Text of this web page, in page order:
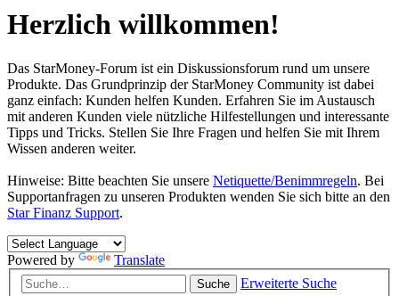
Herzlich willkommen!
Das StarMoney-Forum ist ein Diskussionsforum rund um unsere
Produkte. Das Grundprinzip der StarMoney Community ist dabei
ganz einfach: Kunden helfen Kunden. Erfahren Sie im Austausch
mit anderen Kunden viele nützliche Hilfestellungen und interessante
Tipps und Tricks. Stellen Sie Ihre Fragen und helfen Sie mit Ihrem
Wissen anderen weiter.
Hinweise: Bitte beachten Sie unsere Netiquette/Benimmregeln. Bei
Supportanfragen zu unseren Produkten wenden Sie sich bitte an den
Star Finanz Support.
Powered by Translate
Suche Erweiterte Suche